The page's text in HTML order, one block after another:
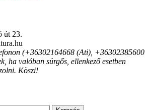
út 23.
(+36302164668 (Ati), +36302385600
ha valóban sürgős, ellenkező esetben
Köszi!